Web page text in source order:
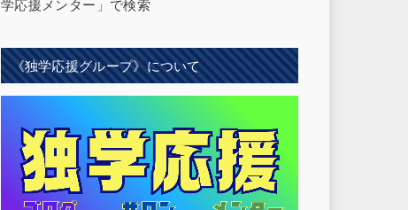
学応援メンター」で検索
《独学応援グループ》について